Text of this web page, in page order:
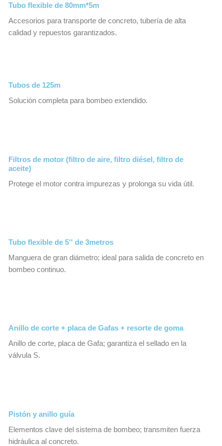
Tubo flexible de 80mm*5m
Accesorios para transporte de concreto, tubería de alta
calidad y repuestos garantizados.
Tubos de 125m
Solución completa para bombeo extendido.
Filtros de motor (filtro de aire, filtro diésel, filtro de
aceite)
Protege el motor contra impurezas y prolonga su vida útil.
Tubo flexible de 5'' de 3metros
Manguera de gran diámetro; ideal para salida de concreto en
bombeo continuo.
Anillo de corte + placa de Gafas + resorte de goma
Anillo de corte, placa de Gafa; garantiza el sellado en la
válvula S.
Pistón y anillo guía
Elementos clave del sistema de bombeo; transmiten fuerza
hidráulica al concreto.